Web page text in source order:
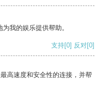
我的娱乐提供帮助。
支持[0] 反对[0]
高速度和安全性的连接，并帮